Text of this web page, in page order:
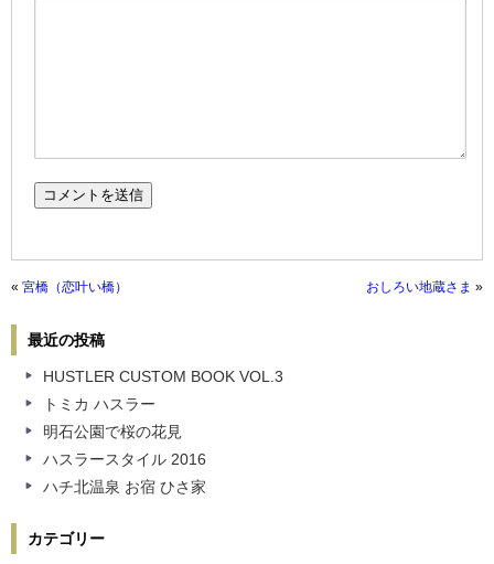
« 宮橋（恋叶い橋） おしろい地蔵さま »
最近の投稿
HUSTLER CUSTOM BOOK VOL.3
トミカ ハスラー
明石公園で桜の花見
ハスラースタイル 2016
ハチ北温泉 お宿 ひさ家
カテゴリー